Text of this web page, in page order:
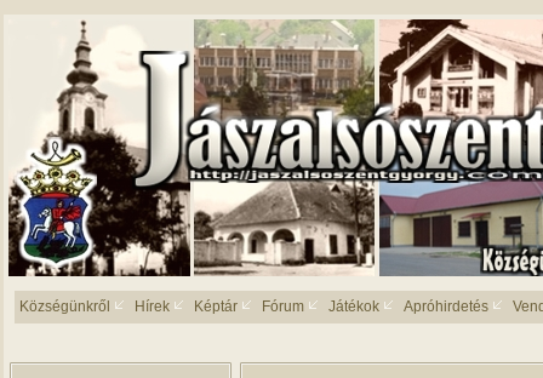
Községünkről Hírek Képtár Fórum Játékok Apróhirdetés